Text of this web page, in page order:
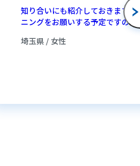
知り合いにも紹介しておきます
ニングをお願いする予定ですの
埼玉県 / 女性